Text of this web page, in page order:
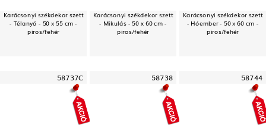
Karácsonyi székdekor szett
- Télanyó - 50 x 55 cm -
piros/fehér
Karácsonyi székdekor szett
- Mikulás - 50 x 60 cm -
piros/fehér
Karácsonyi székdekor szett
- Hóember - 50 x 60 cm -
piros/fehér
58737C 58738 58744